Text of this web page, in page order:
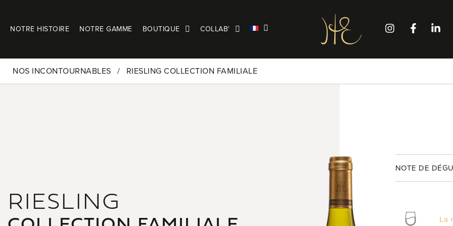
NOTRE HISTOIRE NOTRE GAMME BOUTIQUE COLLAB'
NOS INCONTOURNABLES RIESLING COLLECTION FAMILIALE
RIESLING
NOTE DE
La